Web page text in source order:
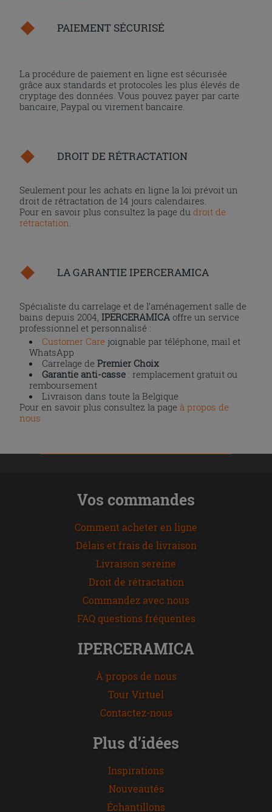
PAIEMENT SÉCURISÉ
La procédure de paiement en ligne est sécurisée
grâce aux standards et protocoles les plus élevés de
cryptage des données. Vous pouvez payer par carte
bancaire, Paypal ou virement bancaire.
DROIT DE RÉTRACTATION
Seulement pour les achats en ligne la loi prévoit un
droit de rétractation de 14 jours calendaires.
Pour en savoir plus consultez la page dudroit de
rétractation
LA GARANTIE IPERCERAMICA
Spécialiste du carrelage et de l’aménagement salle de
bains depuis 2004,IPERCERAMICA offre un service
professionnel et personnalisé :
Customer Care joignable par téléphone, mail et
WhatsApp
Carrelage dePremier Choix
Garantie anti-casse : remplacement gratuit ou
remboursement
Livraison dans toute la Belgique
Pour en savoir plus consultez la page à propos de
nous
Vos commandes
Comment acheter en ligne
Délais et frais de livraison
Livraison sereine
Droit de rétractation
Commandez avec nous
FAQ questions fréquentes
IPERCERAMICA
À propos de nous
Tour Virtuel
Contactez-nous
Plus d’idées
Inspirations
Nouveautés
Échantillons